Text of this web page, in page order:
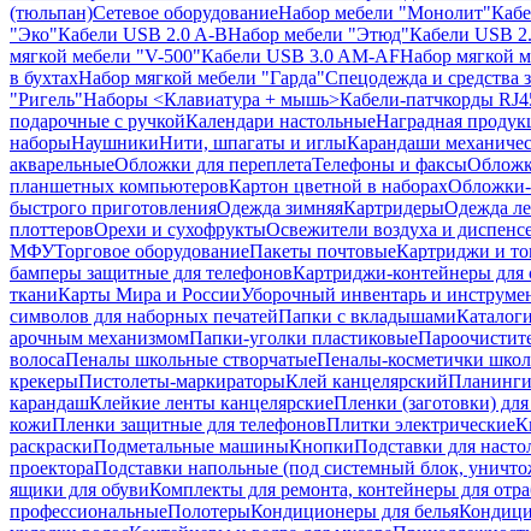
(тюльпан)Сетевое оборудованиеНабор мебели "Монолит"
"Эко"Кабели USB 2.0 A-BНабор мебели "Этюд"Кабели USB
мягкой мебели "V-500"Кабели USB 3.0 AM-AFНабор мягкой
в бухтахНабор мягкой мебели "Гарда"Спецодежда и средства
"Ригель"Наборы <Клавиатура + мышь>Кабели-патчкорды
подарочные с ручкойКалендари настольныеНаградная
наборыНаушникиНити, шпагаты и иглыКарандаши
акварельныеОбложки для переплетаТелефоны и факсы
планшетных компьютеровКартон цветной в наборахОбложки-
быстрого приготовленияОдежда зимняяКартридерыОдежда
плоттеровОрехи и сухофруктыОсвежители воздуха и
МФУТорговое оборудованиеПакеты почтовыеКартриджи и
бамперы защитные для телефоновКартриджи-контейнеры
тканиКарты Мира и РоссииУборочный инвентарь и
символов для наборных печатейПапки с вкладышами
арочным механизмомПапки-уголки пластиковые
волосаПеналы школьные створчатыеПеналы-косметички
крекерыПистолеты-маркираторыКлей канцелярскийПланинги
карандашКлейкие ленты канцелярскиеПленки (заготовки)
кожиПленки защитные для телефоновПлитки электрические
раскраскиПодметальные машиныКнопкиПодставки для
проектораПодставки напольные (под системный блок,
ящики для обувиКомплекты для ремонта, контейнеры для
профессиональныеПолотерыКондиционеры для белья